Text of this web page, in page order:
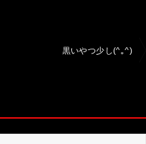
黒いやつ少し(^｡^)